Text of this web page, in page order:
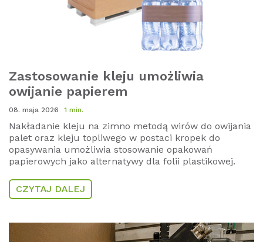
Zastosowanie kleju umożliwia
owijanie papierem
08. maja 2026 1 min.
Nakładanie kleju na zimno metodą wirów do owijania
palet oraz kleju topliwego w postaci kropek do
opasywania umożliwia stosowanie opakowań
papierowych jako alternatywy dla folii plastikowej.
CZYTAJ DALEJ